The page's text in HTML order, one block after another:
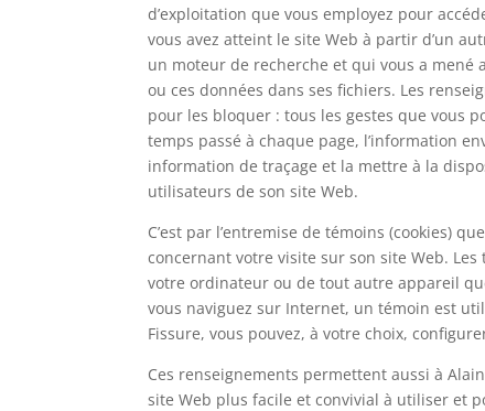
d’exploitation que vous employez pour
vous avez atteint le site Web à partir d’un
un moteur de recherche et qui vous a mené
ou ces données dans ses fichiers. Les
pour les bloquer : tous les gestes que vous
temps passé à chaque page, l’information
information de traçage et la mettre à la
utilisateurs de son site Web.
C’est par l’entremise de témoins (cookies)
concernant votre visite sur son site Web.
votre ordinateur ou de tout autre appareil
vous naviguez sur Internet, un témoin est
Fissure, vous pouvez, à votre choix,
Ces renseignements permettent aussi à
site Web plus facile et convivial à utiliser et